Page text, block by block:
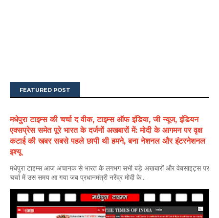
FEATURED POST
मधेपुरा टाइम्स की चर्चा द वीक, टाइम्स ऑफ इंडिया, जी न्यूज, इंडियन
एक्सप्रेस समेत पूरे भारत के दर्जनों अखबारों में: मोदी के आगमन पर वृक्ष
कटाई की खबर सबसे पहले छापी थी हमने, बना नेशनल और इंटरनेशनल
इश्यू
मधेपुरा टाइम्स आज अचानक से भारत के लगभग सभी बड़े अखबारों और वेबसाइट्स पर
चर्चा में उस समय आ गया जब प्रधानमंत्री नरेंद्र मोदी के...